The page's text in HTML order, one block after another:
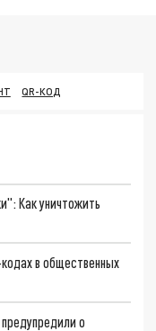
QR-КОД
Как уничтожить
в общественных
о